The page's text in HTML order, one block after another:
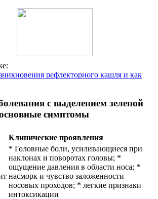
рефлекторного кашля и как
с выделением зеленой
симптомы
Клинические проявления
* Головные боли, усиливающиеся при
наклонах и поворотах головы; *
ощущение давления в области носа; *
насморк и чувство заложенности
носовых проходов; * легкие признаки
интоксикации